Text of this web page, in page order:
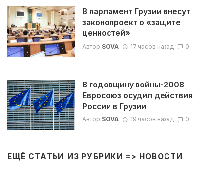
В парламент Грузии внесут
законопроект о «защите
ценностей»
Автор SOVA 17 часов назад 0
В годовщину войны-2008
Евросоюз осудил действия
России в Грузии
Автор SOVA 19 часов назад 0
ЕЩЁ СТАТЬИ ИЗ РУБРИКИ => НОВОСТИ